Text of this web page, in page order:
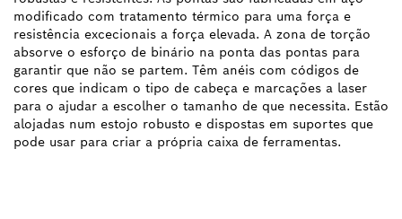
modificado com tratamento térmico para uma força e
resistência excecionais a força elevada. A zona de torção
absorve o esforço de binário na ponta das pontas para
garantir que não se partem. Têm anéis com códigos de
cores que indicam o tipo de cabeça e marcações a laser
para o ajudar a escolher o tamanho de que necessita. Estão
alojadas num estojo robusto e dispostas em suportes que
pode usar para criar a própria caixa de ferramentas.